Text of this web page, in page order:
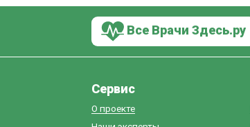
Все Врачи Здесь.ру
Сервис
О проекте